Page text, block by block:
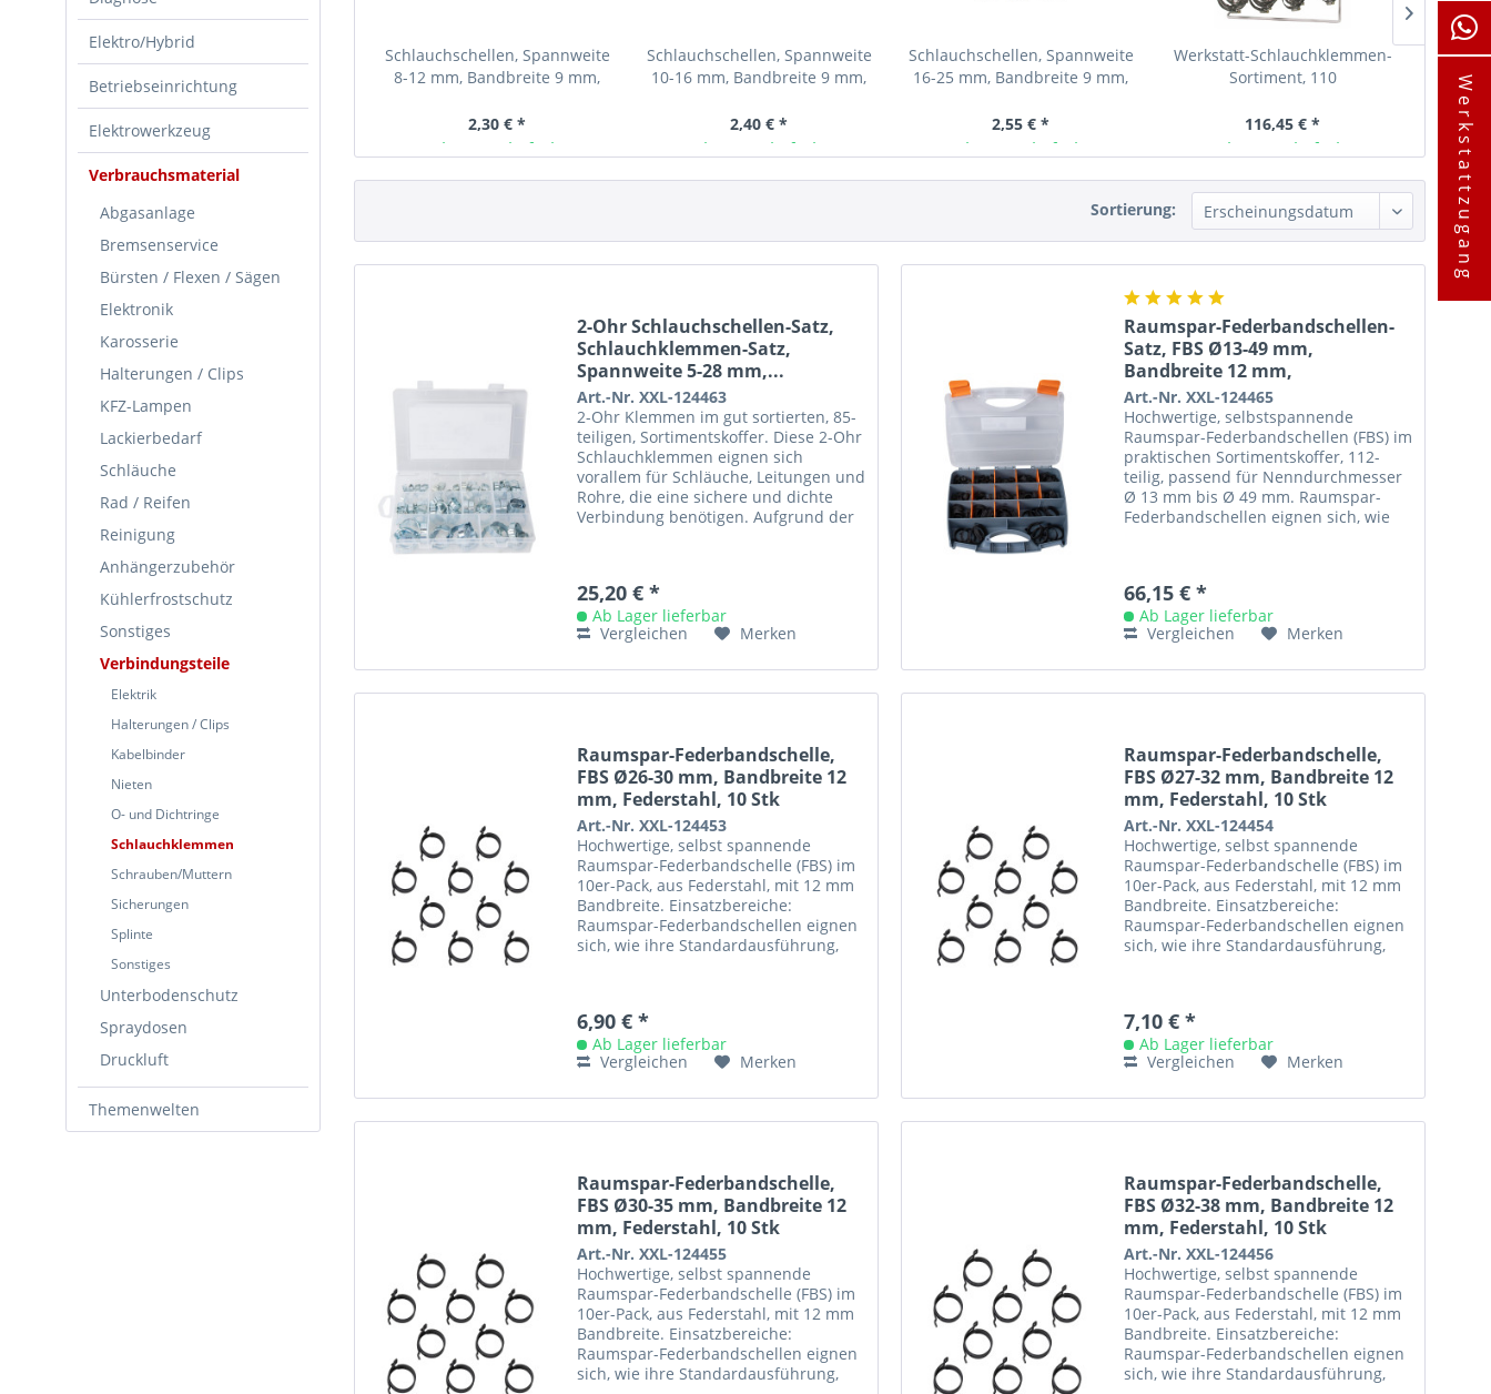
Elektro/Hybrid
Betriebseinrichtung
Elektrowerkzeug
Verbrauchsmaterial
Abgasanlage
Bremsenservice
Bürsten / Flexen / Sägen
Elektronik
Karosserie
Halterungen / Clips
KFZ-Lampen
Lackierbedarf
Schläuche
Rad / Reifen
Reinigung
Anhängerzubehör
Kühlerfrostschutz
Sonstiges
Verbindungsteile
Elektrik
Halterungen / Clips
Kabelbinder
Nieten
O- und Dichtringe
Schlauchklemmen
Schrauben/Muttern
Sicherungen
Splinte
Sonstiges
Unterbodenschutz
Spraydosen
Druckluft
Themenwelten
Schlauchschellen, Spannweite
8-12 mm, Bandbreite 9 mm,
2,30 € *
Ab Lager lieferbar
Schlauchschellen, Spannweite
10-16 mm, Bandbreite 9 mm,
2,40 € *
Ab Lager lieferbar
Schlauchschellen, Spannweite
16-25 mm, Bandbreite 9 mm,
2,55 € *
Ab Lager lieferbar
Werkstatt-Schlauchklemmen-
Sortiment, 110
116,45 € *
Ab Lager lieferbar
12-
Sortierung:
2-Ohr Schlauchschellen-Satz,
Schlauchklemmen-Satz,
Spannweite 5-28 mm,...
Art.-Nr. XXL-124463
2-Ohr Klemmen im gut sortierten, 85-
teiligen, Sortimentskoffer. Diese 2-Ohr
Schlauchklemmen eignen sich
vorallem für Schläuche, Leitungen und
Rohre, die eine sichere und dichte
Verbindung benötigen. Aufgrund der
25,20 € *
Ab Lager lieferbar
Vergleichen
Merken
Raumspar-Federbandschellen-
Satz, FBS Ø13-49 mm,
Bandbreite 12 mm,
Federstahl,...
Art.-Nr. XXL-124465
Hochwertige, selbstspannende
Raumspar-Federbandschellen (FBS) im
praktischen Sortimentskoffer, 112-
teilig, passend für Nenndurchmesser
Ø 13 mm bis Ø 49 mm. Raumspar-
Federbandschellen eignen sich, wie
66,15 € *
Ab Lager lieferbar
Vergleichen
Merken
Raumspar-Federbandschelle,
FBS Ø26-30 mm, Bandbreite 12
mm, Federstahl, 10 Stk
Art.-Nr. XXL-124453
Hochwertige, selbst spannende
Raumspar-Federbandschelle (FBS) im
10er-Pack, aus Federstahl, mit 12 mm
Bandbreite. Einsatzbereiche:
Raumspar-Federbandschellen eignen
sich, wie ihre Standardausführung,
6,90 € *
Ab Lager lieferbar
Vergleichen
Merken
Raumspar-Federbandschelle,
FBS Ø27-32 mm, Bandbreite 12
mm, Federstahl, 10 Stk
Art.-Nr. XXL-124454
Hochwertige, selbst spannende
Raumspar-Federbandschelle (FBS) im
10er-Pack, aus Federstahl, mit 12 mm
Bandbreite. Einsatzbereiche:
Raumspar-Federbandschellen eignen
sich, wie ihre Standardausführung,
7,10 € *
Ab Lager lieferbar
Vergleichen
Merken
Raumspar-Federbandschelle,
FBS Ø30-35 mm, Bandbreite 12
mm, Federstahl, 10 Stk
Art.-Nr. XXL-124455
Hochwertige, selbst spannende
Raumspar-Federbandschelle (FBS) im
10er-Pack, aus Federstahl, mit 12 mm
Bandbreite. Einsatzbereiche:
Raumspar-Federbandschellen eignen
sich, wie ihre Standardausführung,
Raumspar-Federbandschelle,
FBS Ø32-38 mm, Bandbreite 12
mm, Federstahl, 10 Stk
Art.-Nr. XXL-124456
Hochwertige, selbst spannende
Raumspar-Federbandschelle (FBS) im
10er-Pack, aus Federstahl, mit 12 mm
Bandbreite. Einsatzbereiche:
Raumspar-Federbandschellen eignen
sich, wie ihre Standardausführung,
Werkstattzugang